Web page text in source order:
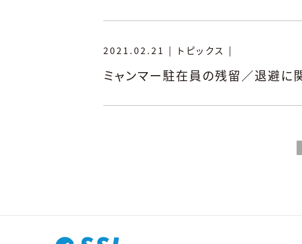
2021.02.21 | トピックス |
ミャンマー駐在員の残留／退避に